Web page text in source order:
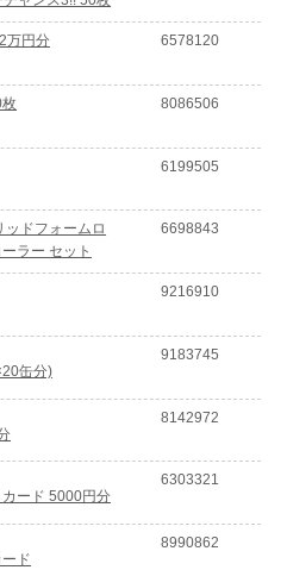
万円分 6578120
8086506
6199505
ッドフォームロ
ラー セット
6698843
9216910
缶分)
9183745
8142972
ード 5000円分
6303321
ド
8990862